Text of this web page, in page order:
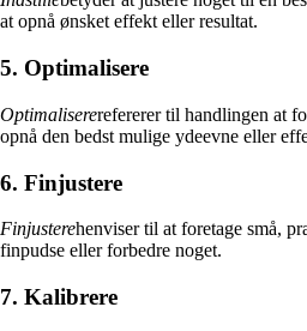
at opnå ønsket effekt eller resultat.
5. Optimalisere
Optimalisererefererer til handlingen at
opnå den bedst mulige ydeevne eller
6. Finjustere
Finjusterehenviser til at foretage små,
finpudse eller forbedre noget.
7. Kalibrere